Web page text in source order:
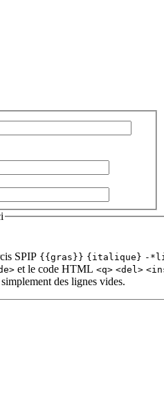
SPIP {{gras}} {italique} -
et le code HTML <q> <del>
des lignes vides.